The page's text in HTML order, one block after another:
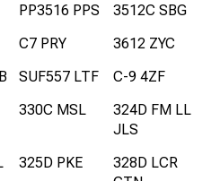
PP3516 PPS
3512C SBG
C7 PRY
3612 ZYC
SUF557 LTF
C-9 4ZF
330C MSL
324D FM LL
JLS
325D PKE
328D LCR